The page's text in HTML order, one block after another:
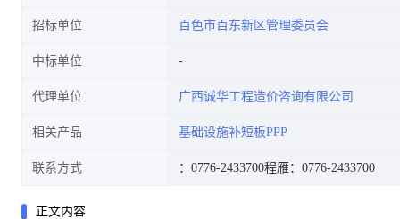
招标单位 百色市百东新区管理委员会
中标单位
代理单位 广西诚华工程造价咨询有限公司
相关产品 基础设施补短板PPP
联系方式 ：0776-2433700程雁：0776-2433700
正文内容